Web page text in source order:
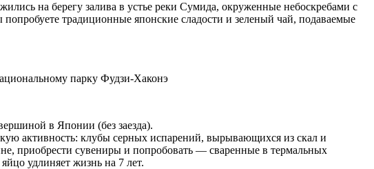
на берегу залива в устье реки Сумида, окруженные небоскребами с
традиционные японские сладости и зеленый чай, подаваемые
парку Фудзи-Хаконэ
в Японии (без заезда).
активность: клубы серных испарений, вырывающихся из скал и
приобрести сувениры и попробовать — сваренные в термальных
удлиняет жизнь на 7 лет.